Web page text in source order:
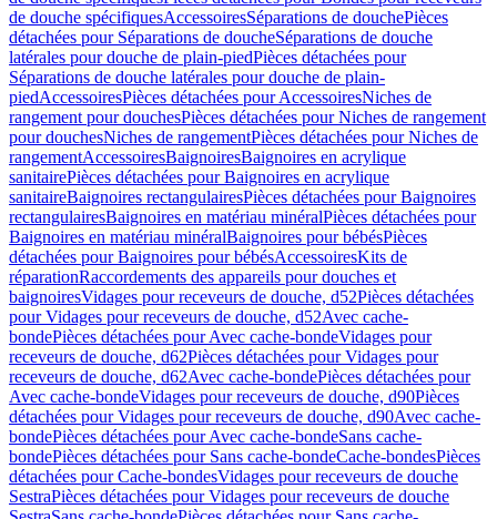
de douche spécifiquesAccessoiresSéparations de douchePièces
détachées pour Séparations de doucheSéparations de douche
latérales pour douche de plain-piedPièces détachées pour
Séparations de douche latérales pour douche de plain-
piedAccessoiresPièces détachées pour AccessoiresNiches de
rangement pour douchesPièces détachées pour Niches de rangement
pour douchesNiches de rangementPièces détachées pour Niches de
rangementAccessoiresBaignoiresBaignoires en acrylique
sanitairePièces détachées pour Baignoires en acrylique
sanitaireBaignoires rectangulairesPièces détachées pour Baignoires
rectangulairesBaignoires en matériau minéralPièces détachées pour
Baignoires en matériau minéralBaignoires pour bébésPièces
détachées pour Baignoires pour bébésAccessoiresKits de
réparationRaccordements des appareils pour douches et
baignoiresVidages pour receveurs de douche, d52Pièces détachées
pour Vidages pour receveurs de douche, d52Avec cache-
bondePièces détachées pour Avec cache-bondeVidages pour
receveurs de douche, d62Pièces détachées pour Vidages pour
receveurs de douche, d62Avec cache-bondePièces détachées pour
Avec cache-bondeVidages pour receveurs de douche, d90Pièces
détachées pour Vidages pour receveurs de douche, d90Avec cache-
bondePièces détachées pour Avec cache-bondeSans cache-
bondePièces détachées pour Sans cache-bondeCache-bondesPièces
détachées pour Cache-bondesVidages pour receveurs de douche
SestraPièces détachées pour Vidages pour receveurs de douche